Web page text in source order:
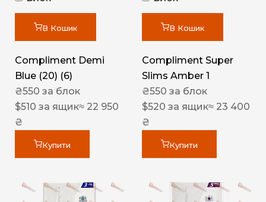
В Кошик
Compliment Demi
Blue (20) (6)
₴550 за блок
$510 за ящик≈ 22 950
₴
Купити
В Кошик
Compliment Super
Slims Amber 1
₴550 за блок
$520 за ящик≈ 23 400
₴
Купити